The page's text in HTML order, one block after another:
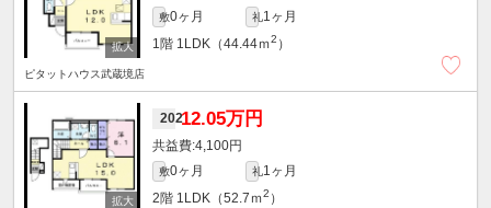
敷0ヶ月 礼1ヶ月
1階 1LDK（44.44ｍ2 ）
ピタットハウス武蔵境店
20212.05万円
4,100円
敷0ヶ月 礼1ヶ月
2階 1LDK（52.7ｍ2 ）